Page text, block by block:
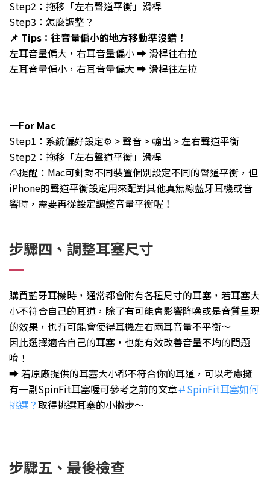
Step2：拖移「左右聲道平衡」滑桿
Step3：怎麼調整？
📌 Tips：往音量偏小的地方移動準沒錯！
左耳音量偏大，右耳音量偏小 ➡️ 滑桿往右拉
左耳音量偏小，右耳音量偏大 ➡️ 滑桿往左拉
一For Mac
Step1：系統偏好設定⚙️ > 聲音 > 輸出 > 左右聲道平衡
Step2：拖移「左右聲道平衡」滑桿
⚠️提醒：Mac可針對不同裝置個別設定不同的聲道平衡，但
iPhone的聲道平衡設定用來配對其他真無線藍牙耳機或音
響時，需要再從設定調整音量平衡喔！
步驟四、調整耳塞尺寸
購買藍牙耳機時，通常都會附有各種尺寸的耳塞，若耳塞大
小不符合自己的耳道，除了有可能會影響降噪或是音質呈現
的效果，也有可能會使得耳機左右兩耳音量不平衡～
因此選擇適合自己的耳塞，也能有效改善音量不均的問題
唷！
➡️ 若原廠提供的耳塞大小都不符合你的耳道，可以考慮擁
有一副SpinFit耳塞喔可參考之前的文章＃SpinFit耳塞如何
挑選？取得挑選耳塞的小撇步～
步驟五、最後檢查